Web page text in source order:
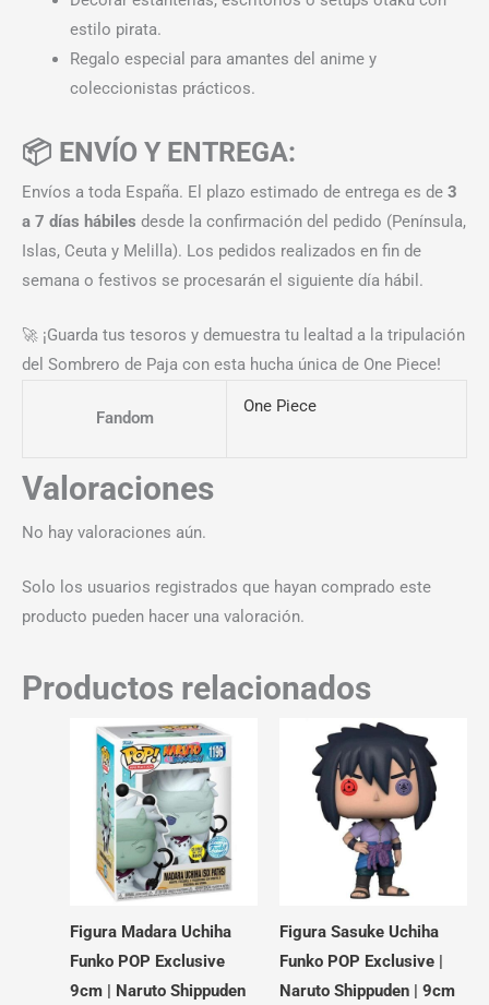
estilo pirata.
Regalo especial para amantes del anime y
coleccionistas prácticos.
📦 ENVÍO Y ENTREGA:
Envíos a toda España. El plazo estimado de entrega es de 3
a 7 días hábiles desde la confirmación del pedido (Península,
Islas, Ceuta y Melilla). Los pedidos realizados en fin de
semana o festivos se procesarán el siguiente día hábil.
🚀 ¡Guarda tus tesoros y demuestra tu lealtad a la tripulación
del Sombrero de Paja con esta hucha única de One Piece!
Fandom
One Piece
Valoraciones
No hay valoraciones aún.
Solo los usuarios registrados que hayan comprado este
producto pueden hacer una valoración.
Productos relacionados
Figura Madara Uchiha
Funko POP Exclusive
9cm | Naruto Shippuden
Figura Sasuke Uchiha
Funko POP Exclusive |
Naruto Shippuden | 9cm